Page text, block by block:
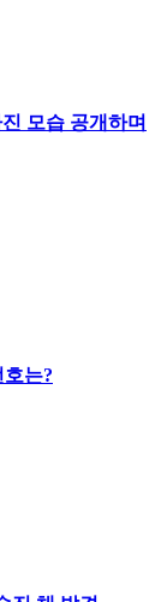
모습 공개하며
는?